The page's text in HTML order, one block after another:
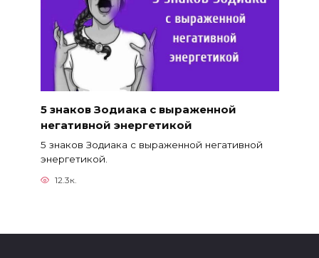
5 знаков Зодиака с выраженной
негативной энергетикой
5 знаков Зодиака с выраженной негативной
энергетикой.
12.3к.